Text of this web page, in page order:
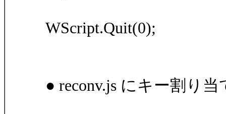
WScript.Quit(0);
● reconv.js にキー割り当